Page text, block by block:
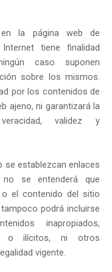
la página web de
tiene finalidad
caso suponen
sobre los mismos.
por los contenidos de
ajeno, ni garantizará la
validez y
se establezcan enlaces
se entenderá que
o el contenido del sitio
podrá incluirse
inapropiados,
o ilícitos, ni otros
vigente.